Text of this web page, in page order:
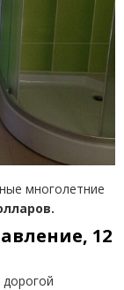
многолетние
12